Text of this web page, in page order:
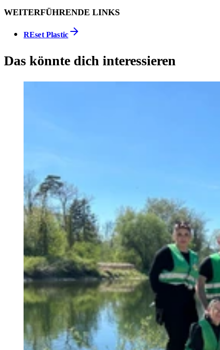
WEITERFÜHRENDE LINKS
REset Plastic
Das könnte dich interessieren